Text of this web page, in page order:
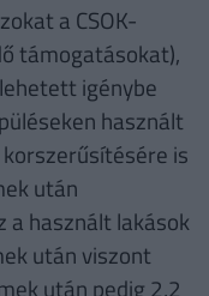
a CSOK-
támogatásokat),
igénybe
használt
is
után
használt lakások
után viszont
után pedig 2,2